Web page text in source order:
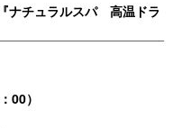
ナチュラルスパ 高温ドラ
00）